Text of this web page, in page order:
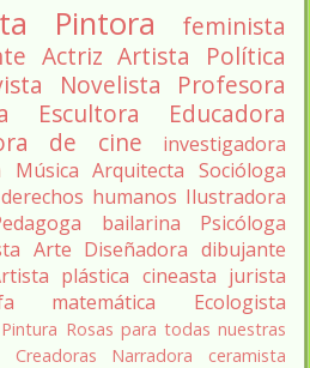
Pintora
feminista
Actriz Artista
Política
Novelista
Profesora
Escultora
Educadora
de cine
investigadora
Música Arquitecta Socióloga
humanos Ilustradora
bailarina
Psicóloga
Arte Diseñadora dibujante
plástica cineasta jurista
matemática
Ecologista
Pintura Rosas para todas nuestras
Creadoras Narradora
ceramista